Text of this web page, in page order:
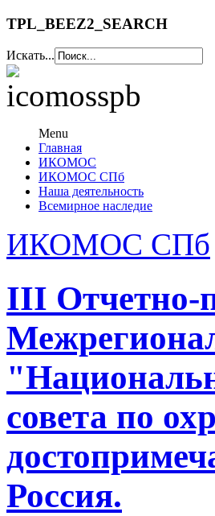
TPL_BEEZ2_SEARCH
Искать...
Menu
Главная
ИКОМОС
ИКОМОС СПб
Наша деятельность
Всемирное наследие
ИКОМОС СПб
III Отчетно-
совета по
Россия.